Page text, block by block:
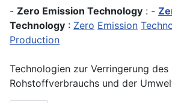
- Zero Emission Technology : -
Technology : Zero Emission
Production
Technologien zur Verringerung des
Rohstoffverbrauchs und der